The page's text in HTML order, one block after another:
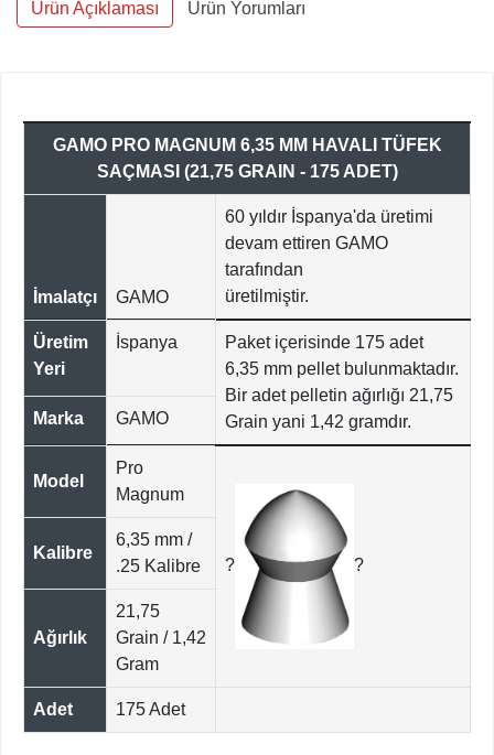
Ürün Açıklaması Ürün Yorumları
GAMO PRO MAGNUM 6,35 MM HAVALI TÜFEK
SAÇMASI (21,75 GRAIN - 175 ADET)
İmalatçı GAMO
60 yıldır İspanya'da üretimi
devam ettiren GAMO
tarafından
üretilmiştir.
Üretim
Yeri
İspanya
Paket içerisinde 175 adet
6,35 mm pellet bulunmaktadır.
Bir adet pelletin ağırlığı 21,75
Grain yani 1,42 gramdır.
Marka GAMO
Model
Pro
Magnum
? ?
Kalibre
6,35 mm /
.25 Kalibre
Ağırlık
21,75
Grain / 1,42
Gram
Adet 175 Adet